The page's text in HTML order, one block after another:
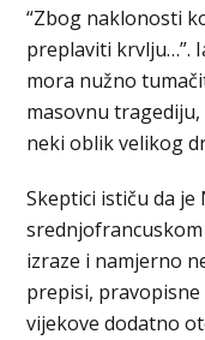
“Zbog naklonosti
preplaviti krvlju…”.
mora nužno
masovnu
neki oblik velikog
Skeptici ističu da
izraze i namjerno
prepisi,
vijekove dodatno